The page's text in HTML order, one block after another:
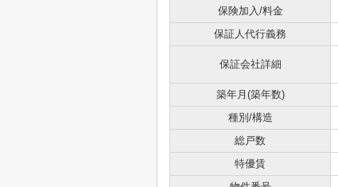
保険加入/料金
保証人代行義務
保証会社詳細
築年月(築年数)
種別/構造
総戸数
特優賃